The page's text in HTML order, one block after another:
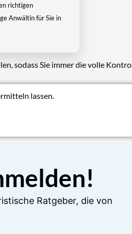
richtigen
Anwältin für Sie in
sodass Sie immer die volle
lassen.
Ratgeber, die von